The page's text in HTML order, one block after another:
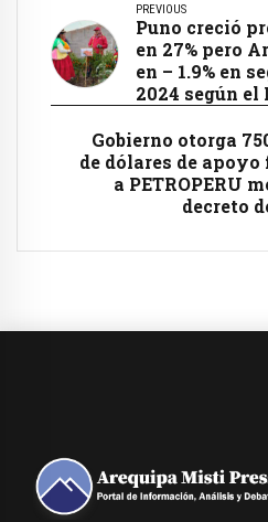
PREVIOUS
Puno creció
en 27% pero
en – 1.9% en
2024 según el
Gobierno otorga
de dólares de
a PETROPERU
decreto